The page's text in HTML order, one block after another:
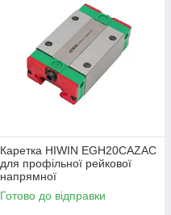
Каретка HIWIN EGH20CAZAC
для профільної рейкової
напрямної
Готово до відправки